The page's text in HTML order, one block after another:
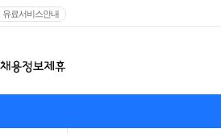
유료서비스안내